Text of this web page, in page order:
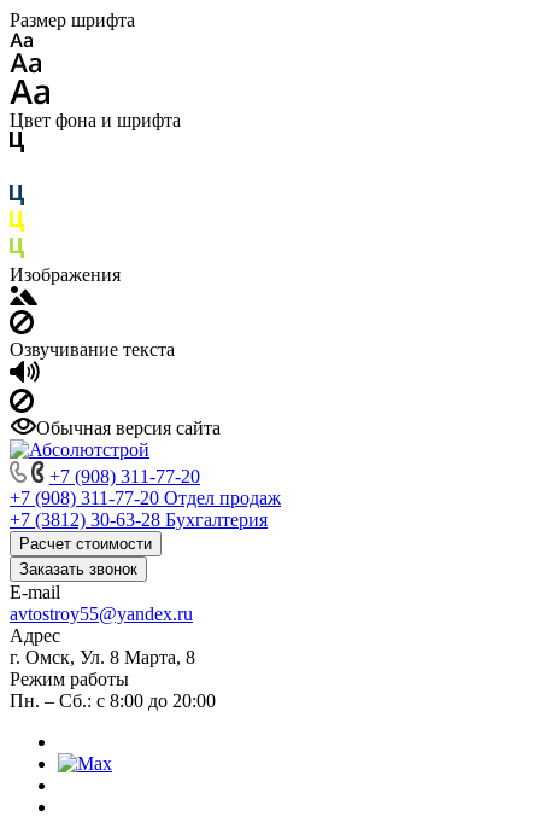
Размер шрифта
Цвет фона и шрифта
Изображения
Озвучивание текста
Обычная версия сайта
+7 (908) 311-77-20
+7 (908) 311-77-20 Отдел продаж
+7 (3812) 30-63-28 Бухгалтерия
Расчет стоимости
Заказать звонок
E-mail
avtostroy55@yandex.ru
Адрес
г. Омск, Ул. 8 Марта, 8
Режим работы
Пн. – Сб.: с 8:00 до 20:00